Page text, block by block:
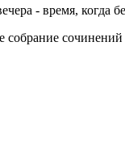
- время, когда